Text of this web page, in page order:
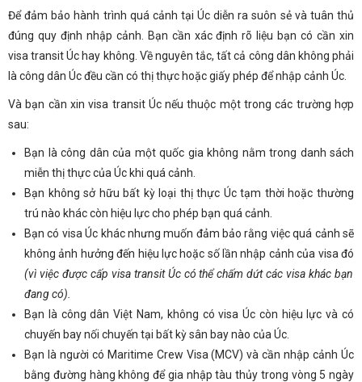
Để đảm bảo hành trình quá cảnh tại Úc diễn ra suôn sẻ và tuân thủ
đúng quy định nhập cảnh. Bạn cần xác định rõ liệu bạn có cần xin
visa transit Úc hay không. Về nguyên tắc, tất cả công dân không phải
là công dân Úc đều cần có thị thực hoặc giấy phép để nhập cảnh Úc.
Và bạn cần xin visa transit Úc nếu thuộc một trong các trường hợp
sau:
Bạn là công dân của một quốc gia không nằm trong danh sách
miễn thị thực của Úc khi quá cảnh.
Bạn không sở hữu bất kỳ loại thị thực Úc tạm thời hoặc thường
trú nào khác còn hiệu lực cho phép bạn quá cảnh.
Bạn có visa Úc khác nhưng muốn đảm bảo rằng việc quá cảnh sẽ
không ảnh hưởng đến hiệu lực hoặc số lần nhập cảnh của visa đó
(vì việc được cấp visa transit Úc có thể chấm dứt các visa khác bạn
đang có).
Bạn là công dân Việt Nam, không có visa Úc còn hiệu lực và có
chuyến bay nối chuyến tại bất kỳ sân bay nào của Úc.
Bạn là người có Maritime Crew Visa (MCV) và cần nhập cảnh Úc
bằng đường hàng không để gia nhập tàu thủy trong vòng 5 ngày